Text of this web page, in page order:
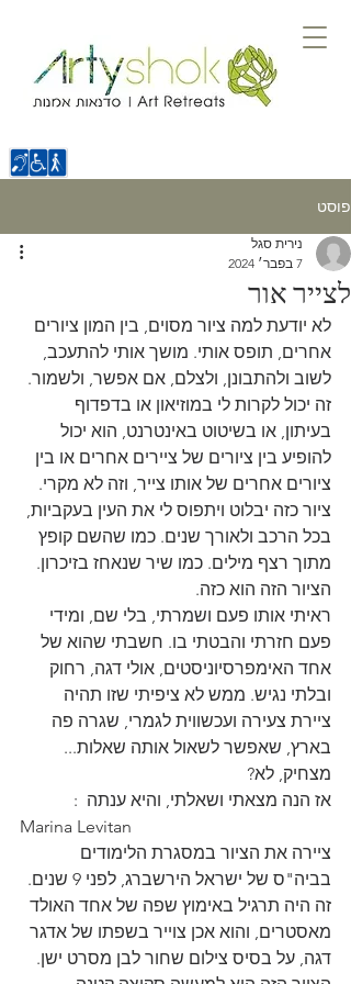
פוסט
לצייר אור
נירית סגל
7 בפבר׳ 2024
לא יודעת למה ציור מסוים, בין המון ציורים
אחרים, תופס אותי. מושך אותי להתעכב,
לשוב ולהתבונן, ולצלם, אם אפשר, ולשמור.
זה יכול לקרות לי במוזיאון או בדפדוף
בעיתון, או בשיטוט באינטרנט, הוא יכול
להופיע בין ציורים של ציירים אחרים או בין
ציורים אחרים של אותו צייר, וזה לא מקרי.
ציור כזה יבלוט ויתפוס לי את העין בעקביות,
בכל הרכב ולאורך שנים. כמו שהשם קופץ
מתוך רצף מילים. כמו שיר שנאחז בזיכרון.
הציור הזה הוא כזה.
ראיתי אותו פעם ושמרתי, בלי שם, ומידי
פעם חזרתי והבטתי בו. חשבתי שהוא של
אחד האימפרסיוניסטים, אולי דגה, רחוק
ובלתי נגיש. ממש לא ציפיתי שזו תהיה
ציירת צעירה ועכשווית לגמרי, שגרה פה
בארץ, שאפשר לשאול אותה שאלות...
מצחיק, לא?
אז הנה מצאתי ושאלתי, והיא ענתה  :
Marina Levitan
ציירה את הציור במסגרת הלימודים
בביה"ס של ישראל הירשברג, לפני 9 שנים.
זה היה תרגיל באימוץ שפה של אחד האולד
מאסטרים, והוא אכן צוייר בשפתו של אדגר
דגה, על בסיס צילום שחור לבן מסרט ישן.